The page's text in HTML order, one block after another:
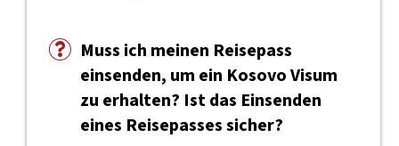
Muss ich meinen Reisepass
einsenden, um ein Kosovo Visum
zu erhalten? Ist das Einsenden
eines Reisepasses sicher?